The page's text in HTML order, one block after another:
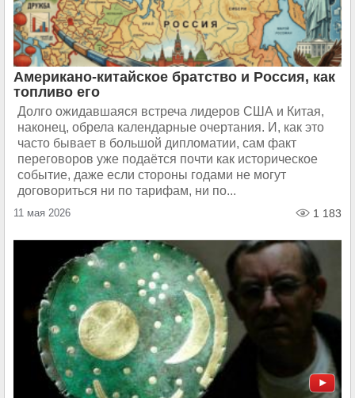
Американо-китайское братство и Россия, как
топливо его
Долго ожидавшаяся встреча лидеров США и Китая,
наконец, обрела календарные очертания. И, как это
часто бывает в большой дипломатии, сам факт
переговоров уже подаётся почти как историческое
событие, даже если стороны годами не могут
договориться ни по тарифам, ни по...
11 мая 2026 1 183